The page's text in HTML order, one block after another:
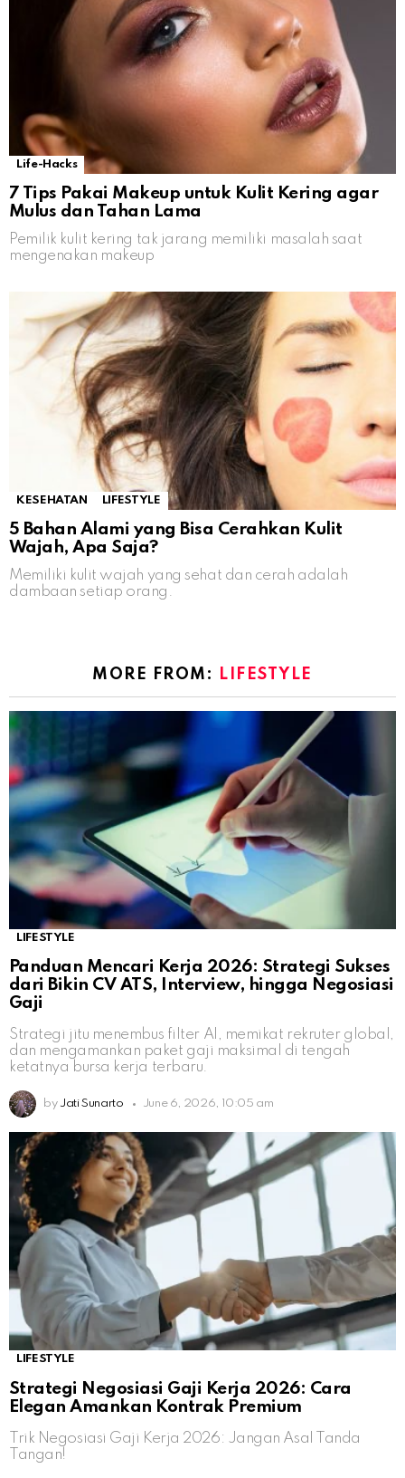
Life-Hacks
7 Tips Pakai Makeup untuk Kulit Kering agar
Mulus dan Tahan Lama
Pemilik kulit kering tak jarang memiliki masalah saat
mengenakan makeup
KESEHATAN LIFESTYLE
5 Bahan Alami yang Bisa Cerahkan Kulit
Wajah, Apa Saja?
Memiliki kulit wajah yang sehat dan cerah adalah
dambaan setiap orang.
MORE FROM: LIFESTYLE
LIFESTYLE
Panduan Mencari Kerja 2026: Strategi Sukses
dari Bikin CV ATS, Interview, hingga Negosiasi
Gaji
Strategi jitu menembus filter AI, memikat rekruter global,
dan mengamankan paket gaji maksimal di tengah
ketatnya bursa kerja terbaru.
by Jati Sunarto June 6, 2026, 10:05 am
LIFESTYLE
Strategi Negosiasi Gaji Kerja 2026: Cara
Elegan Amankan Kontrak Premium
Trik Negosiasi Gaji Kerja 2026: Jangan Asal Tanda
Tangan!